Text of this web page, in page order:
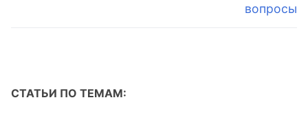
вопросы
СТАТЬИ ПО ТЕМАМ: